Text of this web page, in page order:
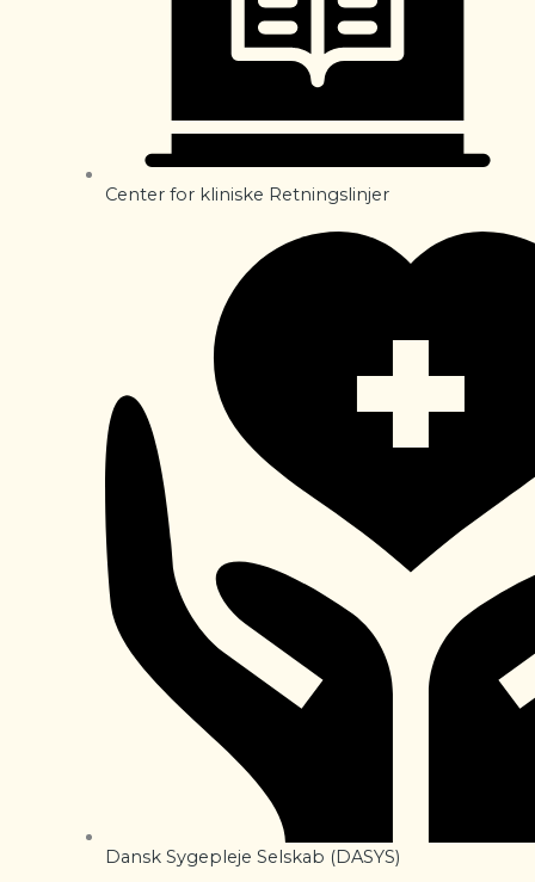
Center for kliniske Retningslinjer
Dansk Sygepleje Selskab (DASYS)